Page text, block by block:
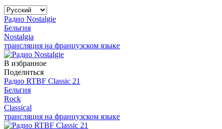
Радио Nostalgie
Бельгия
Nostalgia
трансляция на французском языке
В избранное
Поделиться
Радио RTBF Classic 21
Бельгия
Rock
Classical
трансляция на французском языке